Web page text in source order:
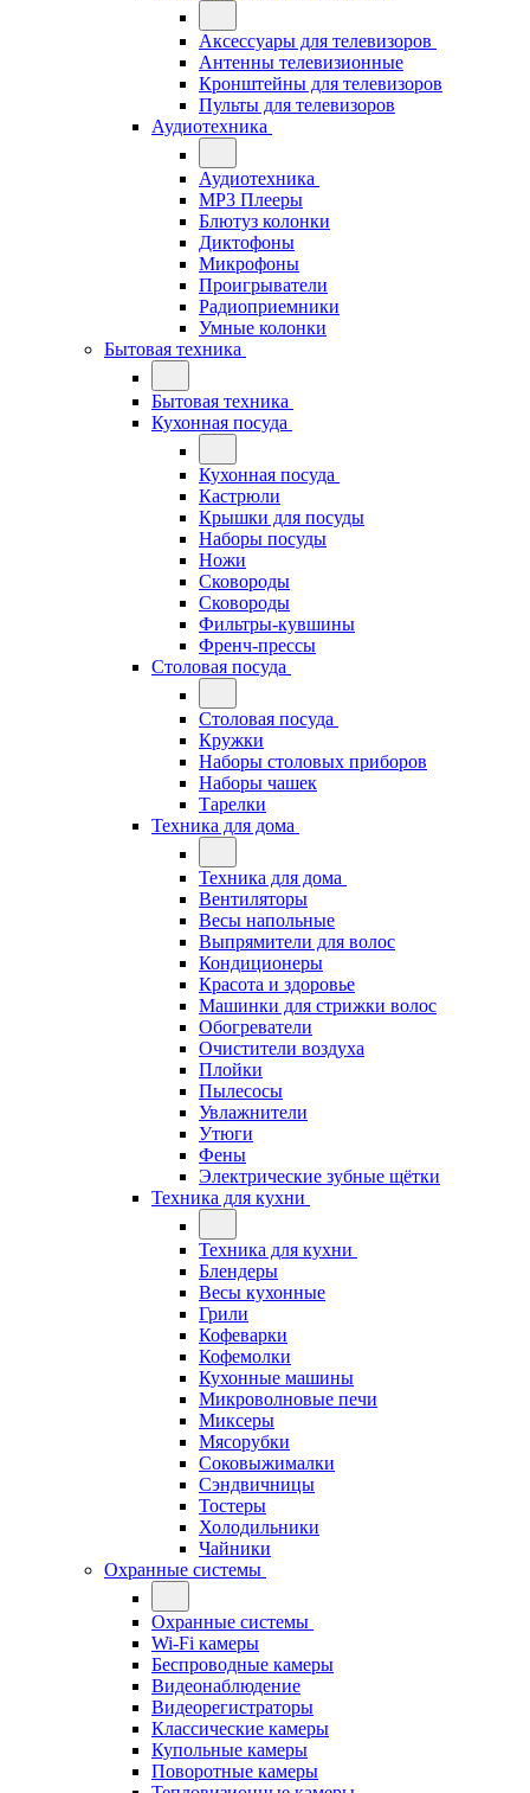
Аксессуары для телевизоров
Антенны телевизионные
Кронштейны для телевизоров
Пульты для телевизоров
Аудиотехника
Аудиотехника
MP3 Плееры
Блютуз колонки
Диктофоны
Микрофоны
Проигрыватели
Радиоприемники
Умные колонки
Бытовая техника
Бытовая техника
Кухонная посуда
Кухонная посуда
Кастрюли
Крышки для посуды
Наборы посуды
Ножи
Сковороды
Сковороды
Фильтры-кувшины
Френч-прессы
Столовая посуда
Столовая посуда
Кружки
Наборы столовых приборов
Наборы чашек
Тарелки
Техника для дома
Техника для дома
Вентиляторы
Весы напольные
Выпрямители для волос
Кондиционеры
Красота и здоровье
Машинки для стрижки волос
Обогреватели
Очистители воздуха
Плойки
Пылесосы
Увлажнители
Утюги
Фены
Электрические зубные щётки
Техника для кухни
Техника для кухни
Блендеры
Весы кухонные
Грили
Кофеварки
Кофемолки
Кухонные машины
Микроволновые печи
Миксеры
Мясорубки
Соковыжималки
Сэндвичницы
Тостеры
Холодильники
Чайники
Охранные системы
Охранные системы
Wi-Fi камеры
Беспроводные камеры
Видеонаблюдение
Видеорегистраторы
Классические камеры
Купольные камеры
Поворотные камеры